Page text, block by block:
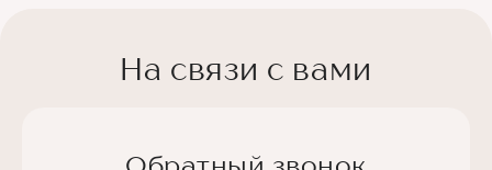
На связи с вами